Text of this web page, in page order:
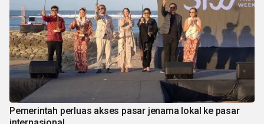
Pemerintah perluas akses pasar jenama lokal ke pasar